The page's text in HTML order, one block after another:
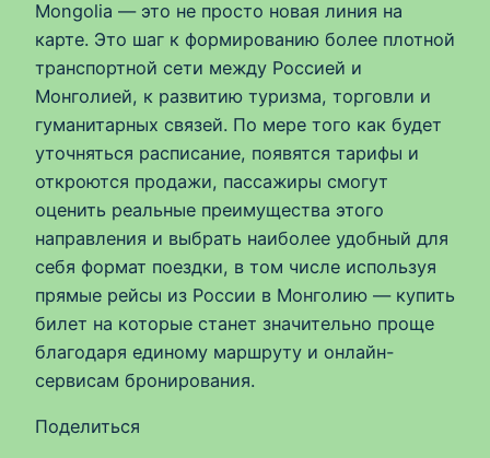
Mongolia — это не просто новая линия на
карте. Это шаг к формированию более плотной
транспортной сети между Россией и
Монголией, к развитию туризма, торговли и
гуманитарных связей. По мере того как будет
уточняться расписание, появятся тарифы и
откроются продажи, пассажиры смогут
оценить реальные преимущества этого
направления и выбрать наиболее удобный для
себя формат поездки, в том числе используя
прямые рейсы из России в Монголию — купить
билет на которые станет значительно проще
благодаря единому маршруту и онлайн-
сервисам бронирования.
Поделиться